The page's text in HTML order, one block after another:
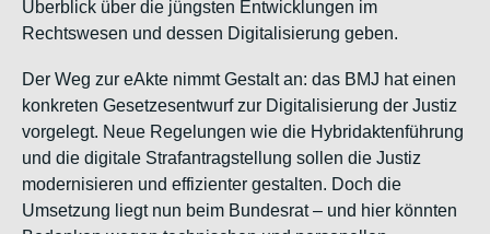
Überblick über die jüngsten Entwicklungen im
Rechtswesen und dessen Digitalisierung geben.
Der Weg zur eAkte nimmt Gestalt an: das BMJ hat einen
konkreten Gesetzesentwurf zur Digitalisierung der Justiz
vorgelegt. Neue Regelungen wie die Hybridaktenführung
und die digitale Strafantragstellung sollen die Justiz
modernisieren und effizienter gestalten. Doch die
Umsetzung liegt nun beim Bundesrat – und hier könnten